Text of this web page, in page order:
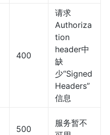
400
请求
Authoriza
tion
header中
缺
少“Signed
Headers”
信息
500
服务暂不